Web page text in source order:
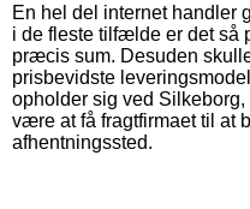
En hel del internet handler
i de fleste tilfælde er det så
præcis sum. Desuden
prisbevidste
opholder sig ved
være at få fragtfirmaet til at
afhentningssted.